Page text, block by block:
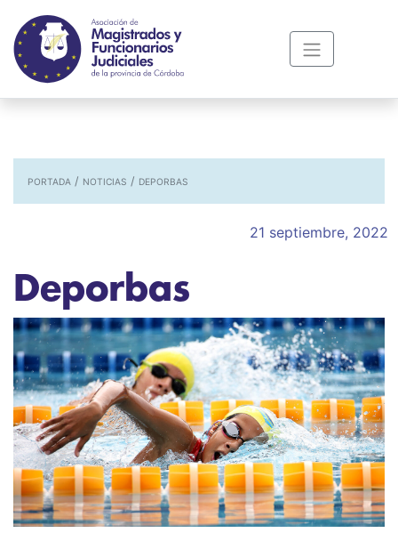
PORTADA / NOTICIAS / DEPORBAS
21 septiembre, 2022
Deporbas